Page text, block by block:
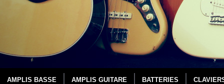
AMPLIS BASSE AMPLIS GUITARE BATTERIES